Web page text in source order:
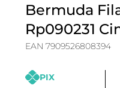
Bermuda
Rp090231
EAN 7909526808394
PIX